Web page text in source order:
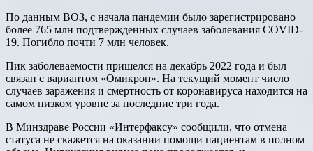
По данным ВОЗ, с начала пандемии было зарегистрировано
более 765 млн подтвержденных случаев заболевания COVID-
19. Погибло почти 7 млн человек.
Пик заболеваемости пришелся на декабрь 2022 года и был
связан с вариантом «Омикрон». На текущий момент число
случаев заражения и смертность от коронавируса находится на
самом низком уровне за последние три года.
В Минздраве России «Интерфаксу» сообщили, что отмена
статуса не скажется на оказании помощи пациентам в полном